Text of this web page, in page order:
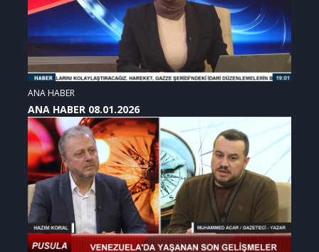
ANA HABER
ANA HABER 08.01.2026